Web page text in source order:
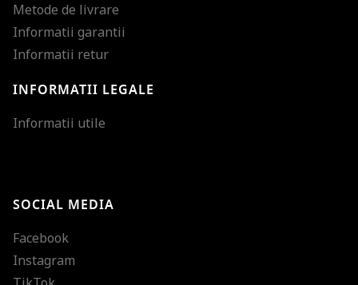
Metode de livrare
Informatii garantii
Informatii retur
INFORMATII LEGALE
Informatii utile
SOCIAL MEDIA
Facebook
Instagram